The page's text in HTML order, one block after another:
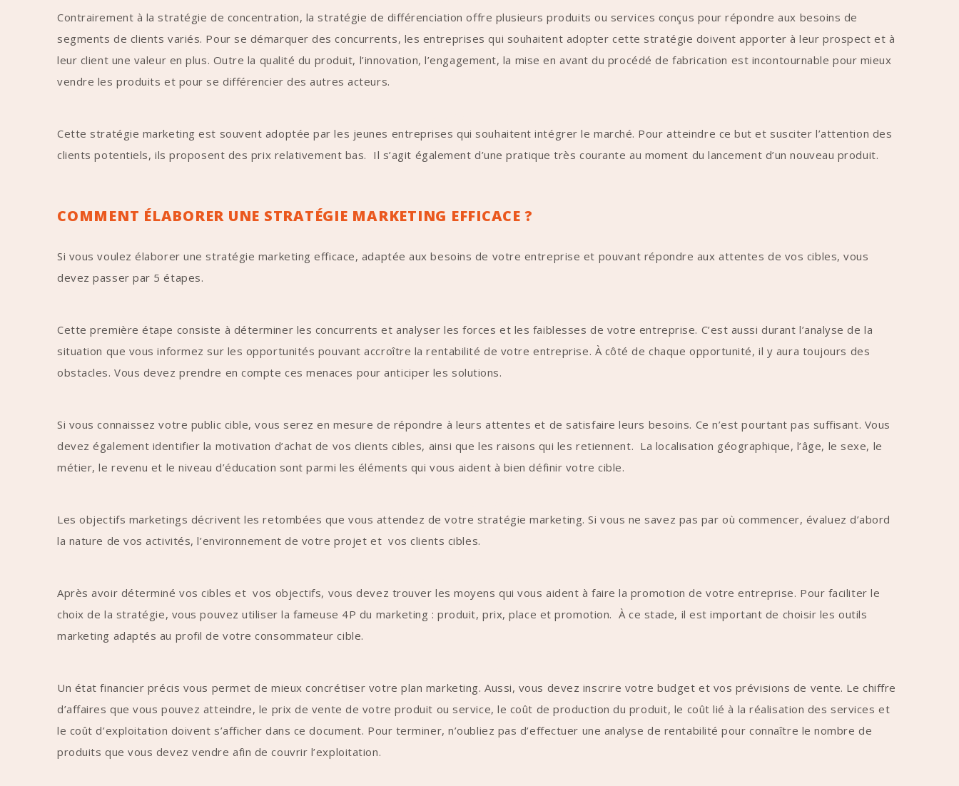
Contrairement à la stratégie de concentration, la stratégie de différenciation offre plusieurs produits ou services conçus pour répondre aux besoins de
segments de clients variés. Pour se démarquer des concurrents, les entreprises qui souhaitent adopter cette stratégie doivent apporter à leur prospect et à
leur client une valeur en plus. Outre la qualité du produit, l’innovation, l’engagement, la mise en avant du procédé de fabrication est incontournable pour mieux
vendre les produits et pour se différencier des autres acteurs.
Cette stratégie marketing est souvent adoptée par les jeunes entreprises qui souhaitent intégrer le marché. Pour atteindre ce but et susciter l’attention des
clients potentiels, ils proposent des prix relativement bas. Il s’agit également d’une pratique très courante au moment du lancement d’un nouveau produit.
COMMENT ÉLABORER UNE STRATÉGIE MARKETING EFFICACE ?
Si vous voulez élaborer une stratégie marketing efficace, adaptée aux besoins de votre entreprise et pouvant répondre aux attentes de vos cibles, vous
devez passer par 5 étapes.
Cette première étape consiste à déterminer les concurrents et analyser les forces et les faiblesses de votre entreprise. C’est aussi durant l’analyse de la
situation que vous informez sur les opportunités pouvant accroître la rentabilité de votre entreprise. À côté de chaque opportunité, il y aura toujours des
obstacles. Vous devez prendre en compte ces menaces pour anticiper les solutions.
Si vous connaissez votre public cible, vous serez en mesure de répondre à leurs attentes et de satisfaire leurs besoins. Ce n’est pourtant pas suffisant. Vous
devez également identifier la motivation d’achat de vos clients cibles, ainsi que les raisons qui les retiennent. La localisation géographique, l’âge, le sexe, le
métier, le revenu et le niveau d’éducation sont parmi les éléments qui vous aident à bien définir votre cible.
Les objectifs marketings décrivent les retombées que vous attendez de votre stratégie marketing. Si vous ne savez pas par où commencer, évaluez d’abord
la nature de vos activités, l’environnement de votre projet et vos clients cibles.
Après avoir déterminé vos cibles et vos objectifs, vous devez trouver les moyens qui vous aident à faire la promotion de votre entreprise. Pour faciliter le
choix de la stratégie, vous pouvez utiliser la fameuse 4P du marketing : produit, prix, place et promotion. À ce stade, il est important de choisir les outils
marketing adaptés au profil de votre consommateur cible.
Un état financier précis vous permet de mieux concrétiser votre plan marketing. Aussi, vous devez inscrire votre budget et vos prévisions de vente. Le chiffre
d’affaires que vous pouvez atteindre, le prix de vente de votre produit ou service, le coût de production du produit, le coût lié à la réalisation des services et
le coût d’exploitation doivent s’afficher dans ce document. Pour terminer, n’oubliez pas d’effectuer une analyse de rentabilité pour connaître le nombre de
produits que vous devez vendre afin de couvrir l’exploitation.